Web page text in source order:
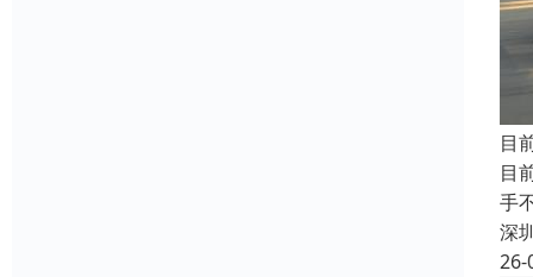
目
目
手
深
26-